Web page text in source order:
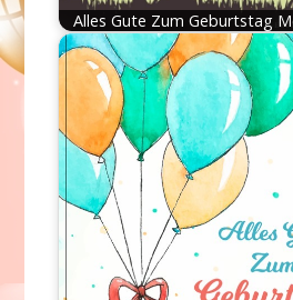
Alles Gute Zum Geburtstag